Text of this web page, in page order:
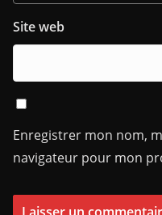
Site web
Enregistrer mon nom,
navigateur pour mon